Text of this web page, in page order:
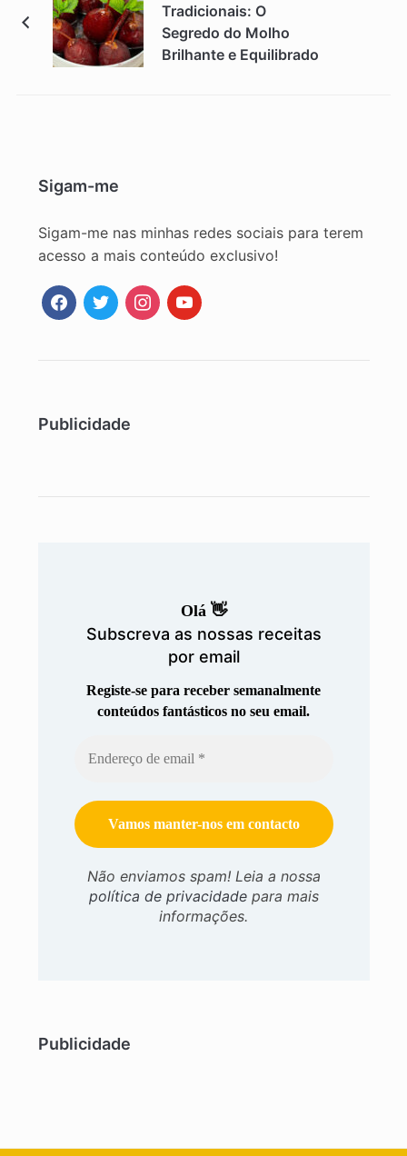
Tradicionais: O
Segredo do Molho
Brilhante e Equilibrado
Sigam-me
Sigam-me nas minhas redes sociais para terem
acesso a mais conteúdo exclusivo!
facebooktwitterinstagram
youtube
Publicidade
Olá 👋
Subscreva as nossas receitas
por email
Registe-se para receber semanalmente
conteúdos fantásticos no seu email.
Não enviamos spam! Leia a nossa
política de privacidadepara mais
informações.
Publicidade